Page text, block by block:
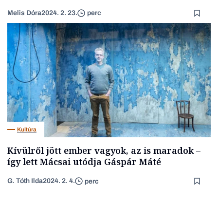
Melis Dóra2024. 2. 23. perc
Kultúra
Kívülről jött ember vagyok, az is maradok –
így lett Mácsai utódja Gáspár Máté
G. Tóth Ilda2024. 2. 4. perc